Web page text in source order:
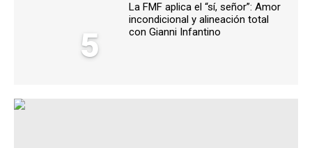
5
La FMF aplica el “sí, señor”: Amor
incondicional y alineación total
con Gianni Infantino